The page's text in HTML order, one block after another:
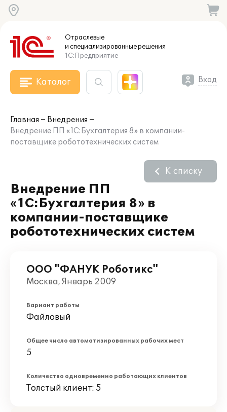
Отраслевые
и специализированныерешения
1С:Предприятие
Каталог Вход
Главная
Внедрения
Внедрение ПП «1С:Бухгалтерия 8» в компании-
поставщике робототехнических систем
Внедрение ПП
«1С:Бухгалтерия 8» в
компании-поставщике
робототехнических систем
К списку
ООО "ФАНУК Роботикс"
Москва, Январь 2009
Вариант работы
Файловый
Общее число автоматизированных рабочих мест
5
Количество одновременно работающих клиентов
Толстый клиент: 5